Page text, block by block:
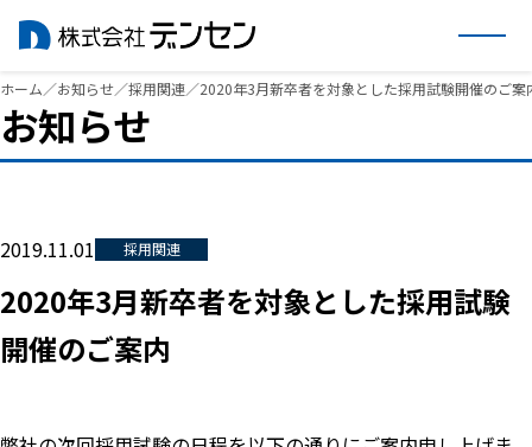
内
容
を
ッ
ホーム／お知らせ／採用関連／2020年3月新卒者を対象とした採用試験開催のご案
お知らせ
2019.11.01 採用関連
2020年3月新卒者を対象とした採用試験
開催のご案内